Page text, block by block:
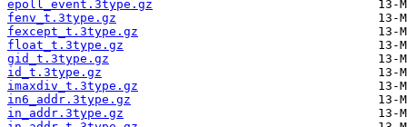
epoll_event.3type.gz
fenv_t.3type.gz
fexcept_t.3type.gz
float_t.3type.gz
gid_t.3type.gz
id_t.3type.gz
imaxdiv_t.3type.gz
in6_addr.3type.gz
in_addr.3type.gz